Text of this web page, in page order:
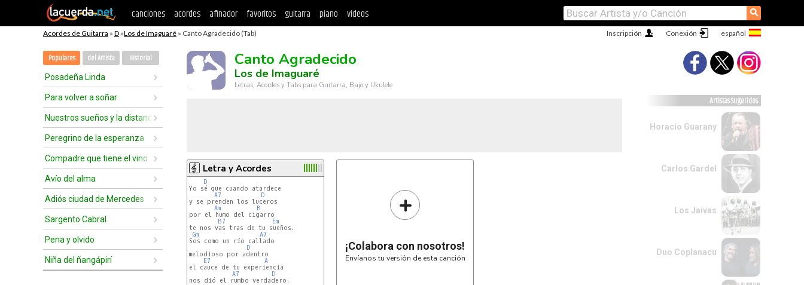
canciones acordes afinador favoritos guitarra piano videos ⚲
Acordes de Guitarra » D »Los de Imaguaré » Canto Agradecido (Tab) Conexión
Inscripción
Populares del Artista Historial
Posadeña Linda
Para volver a soñar
Nuestros sueños y la distancia
Peregrino de la esperanza
Compadre que tiene el vino
Avío del alma
Adiós ciudad de Mercedes
Sargento Cabral
Pena y olvido
Niña del ñangápirí
Canto Agradecido
Los de Imaguaré
Letras, Acordes y Tabs para Guitarra, Bajo y Ukulele
Letra y Acordes
D
Yo sé que cuando atardece
A7
D
y se prenden los luceros
Am
B
por el humo del cigarro
B7
Em
te nos vas tras de tu sueños.
Gm
A7
Sos como un río callado
D
melodioso por adentro
E7
A
el cauce de tu experiencia
A7
D
nos dió el rumbo verdadero.
+
¡Colabora con nosotros!
Envíanos tu versión de esta canción
Artistas Sugeridos
Horacio Guarany
Carlos Gardel
Los Jaivas
Duo Coplanacu